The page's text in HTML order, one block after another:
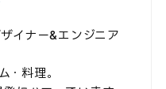
イナー&エンジニア
・料理。